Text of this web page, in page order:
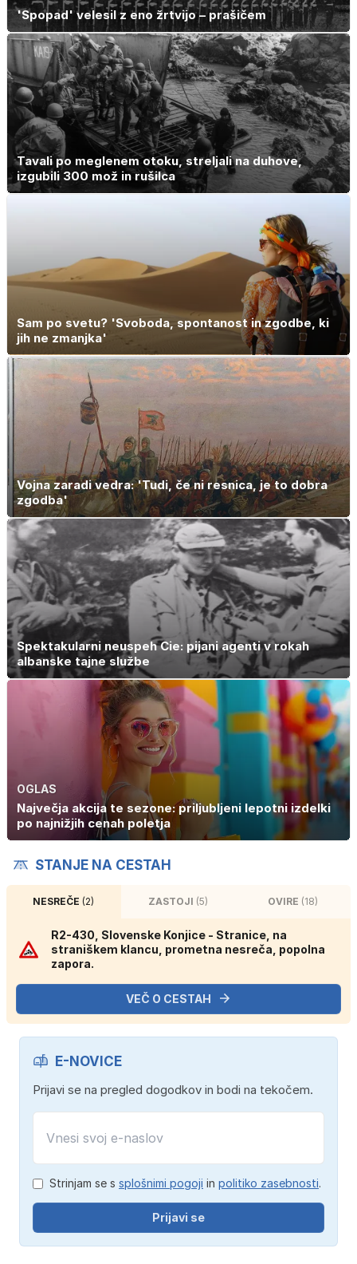
'Spopad' velesil z eno žrtvijo – prašičem
Tavali po meglenem otoku, streljali na duhove,
izgubili 300 mož in rušilca
Sam po svetu? 'Svoboda, spontanost in zgodbe, ki
jih ne zmanjka'
Vojna zaradi vedra: 'Tudi, če ni resnica, je to dobra
zgodba'
Spektakularni neuspeh Cie: pijani agenti v rokah
albanske tajne službe
OGLAS
Največja akcija te sezone: priljubljeni lepotni izdelki
po najnižjih cenah poletja
STANJE NA CESTAH
NESREČE(2) ZASTOJI (5) OVIRE (18)
R2-430, Slovenske Konjice - Stranice, na
straniškem klancu, prometna nesreča, popolna
zapora.
VEČ O CESTAH
E-NOVICE
Prijavi se na pregled dogodkov in bodi na tekočem.
Strinjam se s splošnimi pogoji in politiko zasebnosti.
Prijavi se